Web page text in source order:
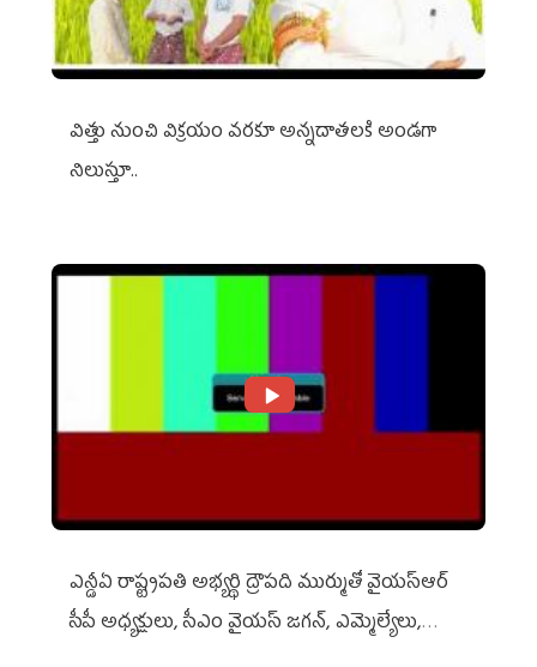
విత్తు నుంచి విక్రయం వరకూ అన్నదాతలకి అండగా
నిలుస్తూ..
ఎన్డీఏ రాష్ట్ర‌ప‌తి అభ్య‌ర్థి ద్రౌప‌ది ముర్ముతో వైయ‌స్ఆర్
సీపీ అధ్య‌క్షులు, సీఎం వైయ‌స్ జ‌గ‌న్, ఎమ్మెల్యేలు,